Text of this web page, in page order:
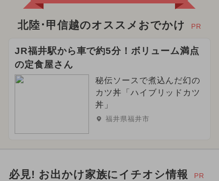
北陸･甲信越のオススメおでかけ PR
JR福井駅から車で約5分！ボリューム満点
の定食屋さん
秘伝ソースで煮込んだ幻の
カツ丼「ハイブリッドカツ
丼」
福井県福井市
必見! お出かけ家族にイチオシ情報 PR